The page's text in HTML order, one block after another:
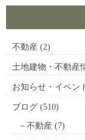
不動産 (2)
土地建物・不動産
お知らせ・イベン
ブログ (510)
不動産 (7)